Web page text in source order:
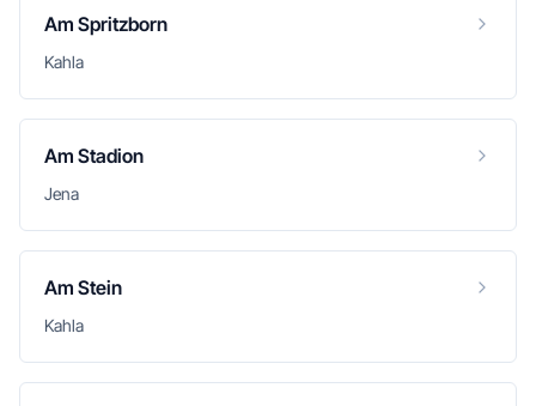
Am Spritzborn
Kahla
Am Stadion
Jena
Am Stein
Kahla